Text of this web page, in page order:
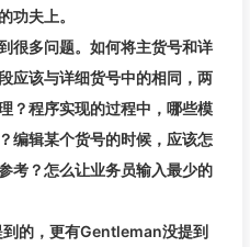
功夫上。
很多问题。如何将主货号和详
应该与详细货号中的相同，两
？程序实现的过程中，哪些模
编辑某个货号的时候，应该怎
考？怎么让业务员输入最少的
的，更有Gentleman没提到